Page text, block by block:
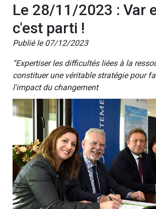
Le 28/11/2023 : Var
c'est parti !
Publié le 07/12/2023
“Expertiser les difficultés liées à la
constituer une véritable stratégie pour
l'impact du changement